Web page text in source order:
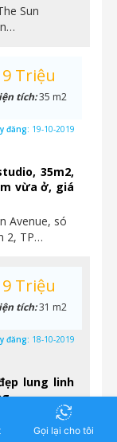
Sun
35m2,
vừa ở, giá
Avenue, só
2, TP…
9 Triệu
tích:35 m2
đăng: 19-10-2019
lung linh
cư cao cấp
9 Triệu
tích:31 m2
đăng: 18-10-2019
Gọi lại cho tôi